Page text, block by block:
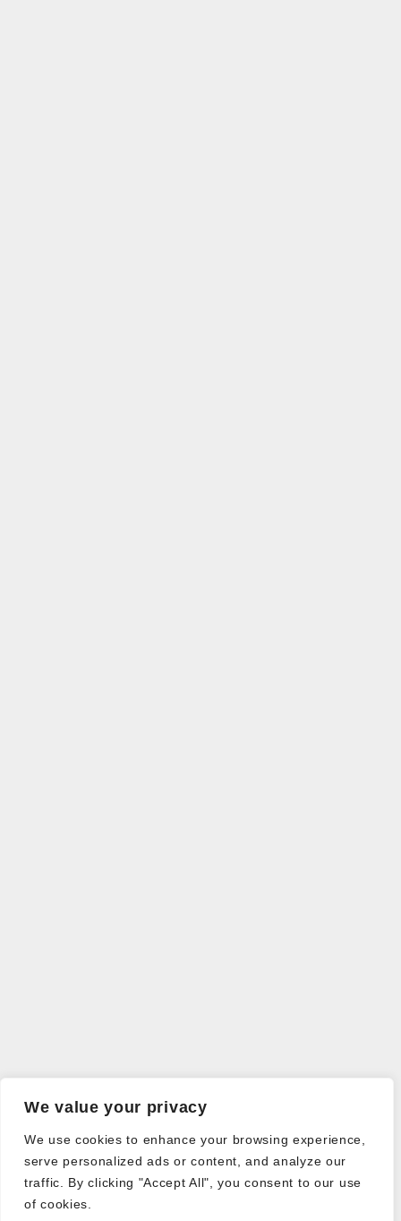
We value your privacy
We use cookies to enhance your browsing experience,
serve personalized ads or content, and analyze our
traffic. By clicking "Accept All", you consent to our use
of cookies.